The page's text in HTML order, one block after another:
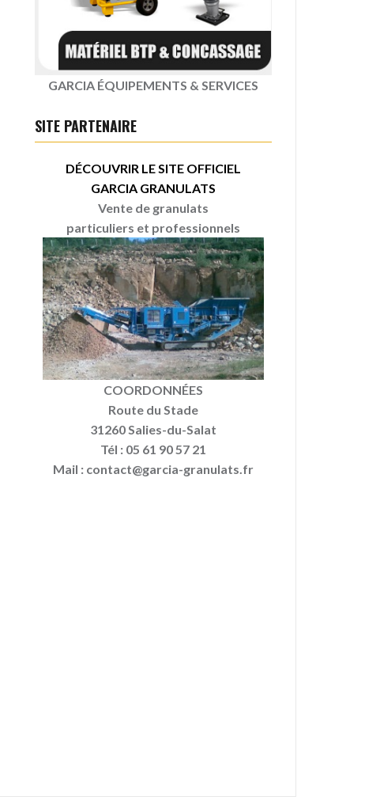
GARCIA ÉQUIPEMENTS & SERVICES
SITE PARTENAIRE
DÉCOUVRIR LE SITE OFFICIEL
GARCIA GRANULATS
Vente de granulats
particuliers et professionnels
COORDONNÉES
Route du Stade
31260 Salies-du-Salat
Tél : 05 61 90 57 21
Mail : contact@garcia-granulats.fr